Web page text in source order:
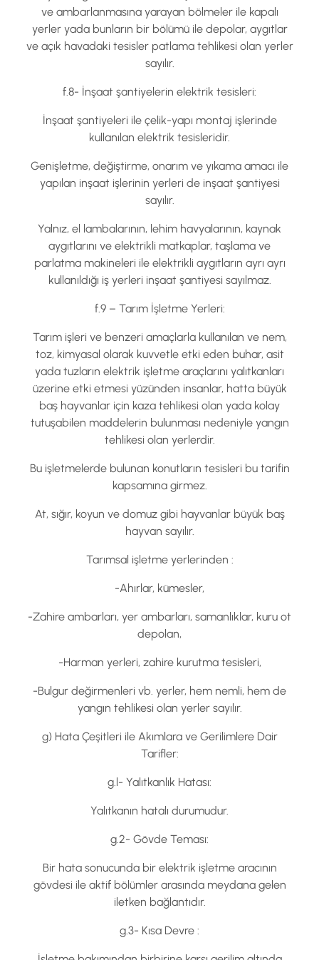
ve ambarlanmasına yarayan bölmeler ile kapalı
yerler yada bunların bir bölümü ile depolar, aygıtlar
ve açık havadaki tesisler patlama tehlikesi olan yerler
sayılır.
f.8- İnşaat şantiyelerin elektrik tesisleri:
İnşaat şantiyeleri ile çelik-yapı montaj işlerinde
kullanılan elektrik tesisleridir.
Genişletme, değiştirme, onarım ve yıkama amacı ile
yapılan inşaat işlerinin yerleri de inşaat şantiyesi
sayılır.
Yalnız, el lambalarının, lehim havyalarının, kaynak
aygıtlarını ve elektrikli matkaplar, taşlama ve
parlatma makineleri ile elektrikli aygıtların ayrı ayrı
kullanıldığı iş yerleri inşaat şantiyesi sayılmaz.
f.9 – Tarım İşletme Yerleri:
Tarım işleri ve benzeri amaçlarla kullanılan ve nem,
toz, kimyasal olarak kuvvetle etki eden buhar, asit
yada tuzların elektrik işletme araçlarını yalıtkanları
üzerine etki etmesi yüzünden insanlar, hatta büyük
baş hayvanlar için kaza tehlikesi olan yada kolay
tutuşabilen maddelerin bulunması nedeniyle yangın
tehlikesi olan yerlerdir.
Bu işletmelerde bulunan konutların tesisleri bu tarifin
kapsamına girmez.
At, sığır, koyun ve domuz gibi hayvanlar büyük baş
hayvan sayılır.
Tarımsal işletme yerlerinden :
-Ahırlar, kümesler,
-Zahire ambarları, yer ambarları, samanlıklar, kuru ot
depolan,
-Harman yerleri, zahire kurutma tesisleri,
-Bulgur değirmenleri vb. yerler, hem nemli, hem de
yangın tehlikesi olan yerler sayılır.
g) Hata Çeşitleri ile Akımlara ve Gerilimlere Dair
Tarifler:
g.l- Yalıtkanlık Hatası:
Yalıtkanın hatalı durumudur.
g.2- Gövde Teması:
Bir hata sonucunda bir elektrik işletme aracının
gövdesi ile aktif bölümler arasında meydana gelen
iletken bağlantıdır.
g.3- Kısa Devre :